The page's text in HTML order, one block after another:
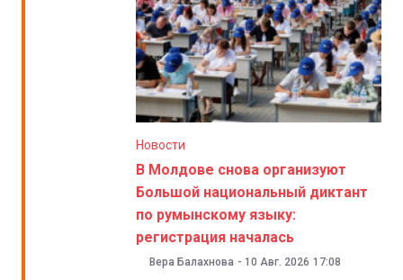
Новости
В Молдове снова организуют
Большой национальный диктант
по румынскому языку:
регистрация началась
Вера Балахнова - 10 Авг. 2026 17:08